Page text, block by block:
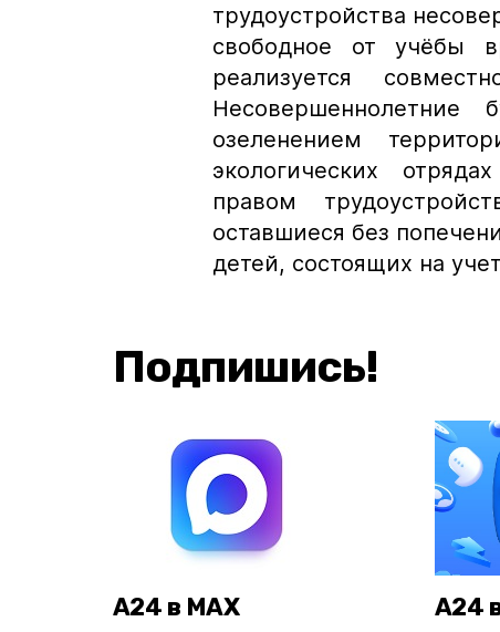
трудоустройства
свободное от учёбы
реализуется
Несовершеннолетние
озеленением
экологических
правом
оставшиеся без
детей, состоящих на
Подпишись!
А24 в MAX А24